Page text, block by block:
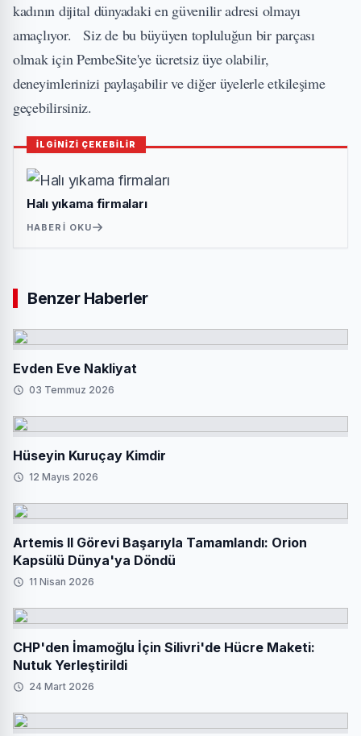
kadının dijital dünyadaki en güvenilir adresi olmayı
amaçlıyor. Siz de bu büyüyen topluluğun bir parçası
olmak için PembeSite'ye ücretsiz üye olabilir,
deneyimlerinizi paylaşabilir ve diğer üyelerle etkileşime
geçebilirsiniz.
İLGİNİZİ ÇEKEBİLİR
Halı yıkama firmaları
HABERI OKU
Benzer Haberler
Evden Eve Nakliyat
03 Temmuz 2026
Hüseyin Kuruçay Kimdir
12 Mayıs 2026
Artemis II Görevi Başarıyla Tamamlandı: Orion
Kapsülü Dünya'ya Döndü
11 Nisan 2026
CHP'den İmamoğlu İçin Silivri'de Hücre Maketi:
Nutuk Yerleştirildi
24 Mart 2026